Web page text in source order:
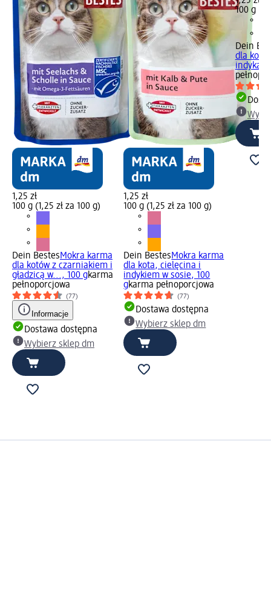
1,25 zł
100 g (1,25 zł za 100 g)
Dein BestesMokra karma
dla kotów z czarniakiem i
gładzicą w..., 100 gkarma
pełnoporcjowa
(77)
Informacje
Dostawa dostępna
Wybierz sklep dm
1,25 zł
100 g (1,25 zł za 100 g)
Dein BestesMokra karma
dla kota, cielęcina i
indykiem w sosie, 100
gkarma pełnoporcjowa
(77)
Dostawa dostępna
Wybierz sklep dm
100 g
Dein
dla kota
indyka